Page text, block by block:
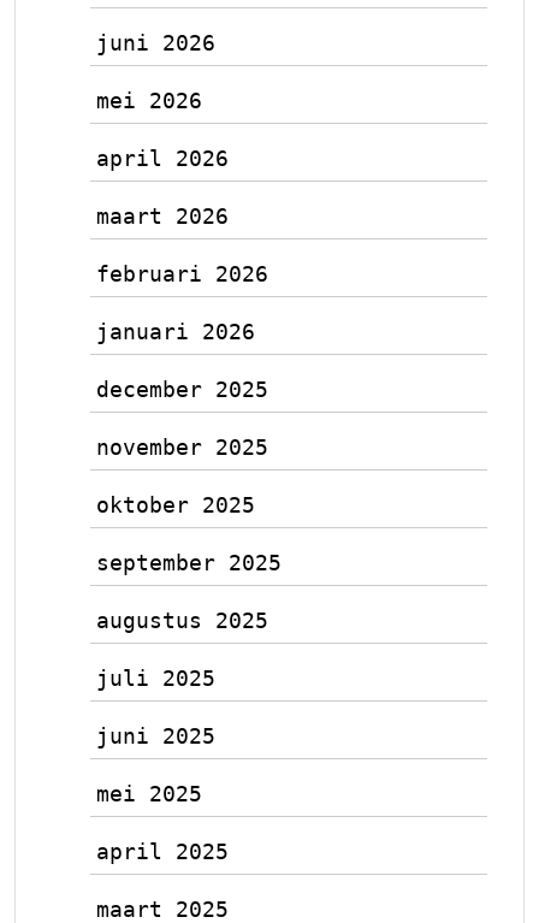
juni 2026
mei 2026
april 2026
maart 2026
februari 2026
januari 2026
december 2025
november 2025
oktober 2025
september 2025
augustus 2025
juli 2025
juni 2025
mei 2025
april 2025
maart 2025